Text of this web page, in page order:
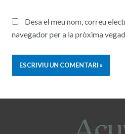
Desa el meu nom, correu
navegador per a la pròxima